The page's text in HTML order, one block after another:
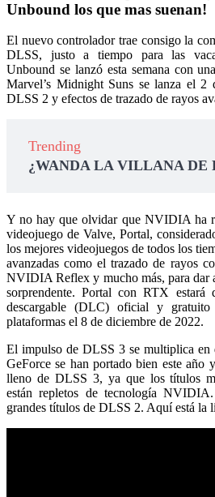
Unbound los que mas suenan!
El nuevo controlador trae consigo la
DLSS, justo a tiempo para las
Unbound se lanzó esta semana con
Marvel’s Midnight Suns se lanza el
DLSS 2 y efectos de trazado de rayos
Trending
¿WANDA LA VILLANA DE
Y no hay que olvidar que NVIDIA ha
videojuego de Valve, Portal,
los mejores videojuegos de todos los
avanzadas como el trazado de rayos
NVIDIA Reflex y mucho más, para dar
sorprendente. Portal con RTX estará
descargable (DLC) oficial y
plataformas el 8 de diciembre de 2022.
El impulso de DLSS 3 se multiplica en
GeForce se han portado bien este año
lleno de DLSS 3, ya que los títulos
están repletos de tecnología
grandes títulos de DLSS 2. Aquí está la